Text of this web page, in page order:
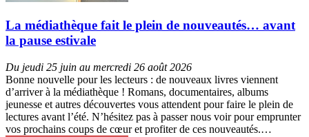
La médiathèque fait le plein de nouveautés… avant
la pause estivale
Du jeudi 25 juin au mercredi 26 août 2026
Bonne nouvelle pour les lecteurs : de nouveaux livres viennent
d’arriver à la médiathèque ! Romans, documentaires, albums
jeunesse et autres découvertes vous attendent pour faire le plein de
lectures avant l’été. N’hésitez pas à passer nous voir pour emprunter
vos prochains coups de cœur et profiter de ces nouveautés.…